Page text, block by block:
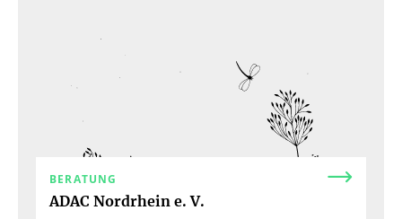
ESSEN & TRINKEN FAMILIENBILDUNG
HEBAMME
BERATUNG
ADAC Nordrhein e. V.